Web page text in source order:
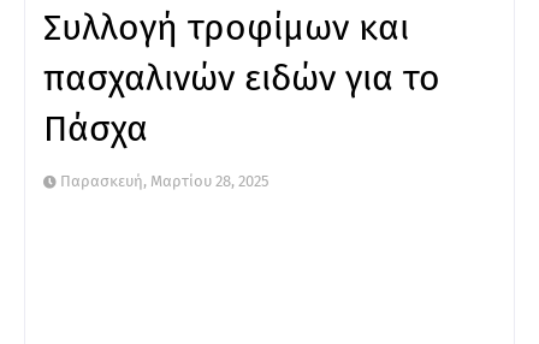
Συλλογή τροφίμων και
πασχαλινών ειδών για το
Πάσχα
Παρασκευή, Μαρτίου 28, 2025